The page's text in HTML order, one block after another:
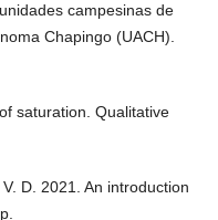
campesinas de
Chapingo (UACH).
saturation. Qualitative
D. 2021. An introduction